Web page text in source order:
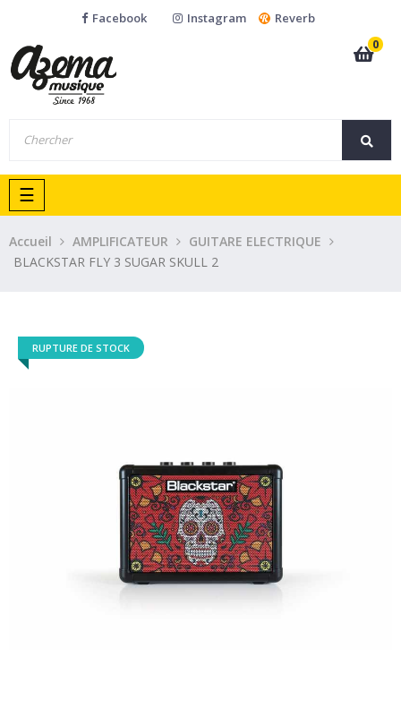
Facebook Instagram
Reverb
0
Basculer
la
navigation
☰
Accueil AMPLIFICATEUR
GUITARE ELECTRIQUE
BLACKSTAR FLY 3 SUGAR SKULL 2
RUPTURE DE STOCK